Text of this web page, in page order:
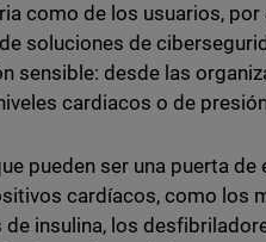
como de los usuarios,
soluciones de
sensible: desde las
cardiacos o de
pueden ser una puerta
cardíacos, como los
insulina, los